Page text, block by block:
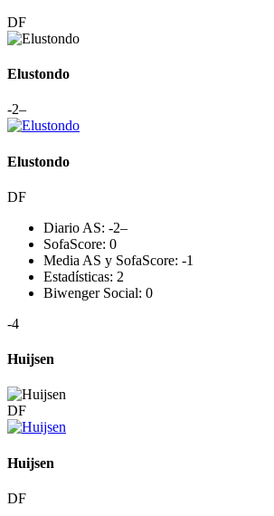
DF
Elustondo
-2–
Elustondo
DF
Diario AS: -2–
SofaScore: 0
Media AS y SofaScore: -1
Estadísticas: 2
Biwenger Social: 0
-4
Huijsen
DF
Huijsen
DF